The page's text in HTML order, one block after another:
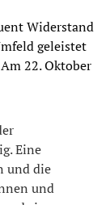
Widerstand
geleistet
22. Oktober
Eine
und die
und